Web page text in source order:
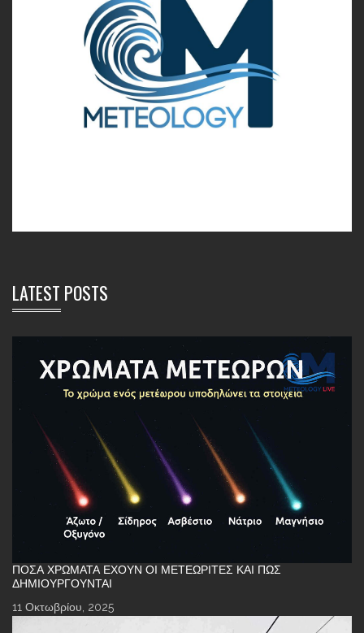
LATEST POSTS
ΠΌΣΑ ΧΡΏΜΑΤΑ ΈΧΟΥΝ ΟΙ ΜΕΤΕΩΡΊΤΕΣ ΚΑΙ ΠΏΣ
ΔΗΜΙΟΥΡΓΟΎΝΤΑΙ
11 Οκτωβρίου, 2025